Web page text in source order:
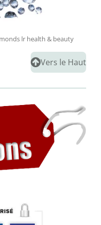
lr health & beauty
Vers le Haut